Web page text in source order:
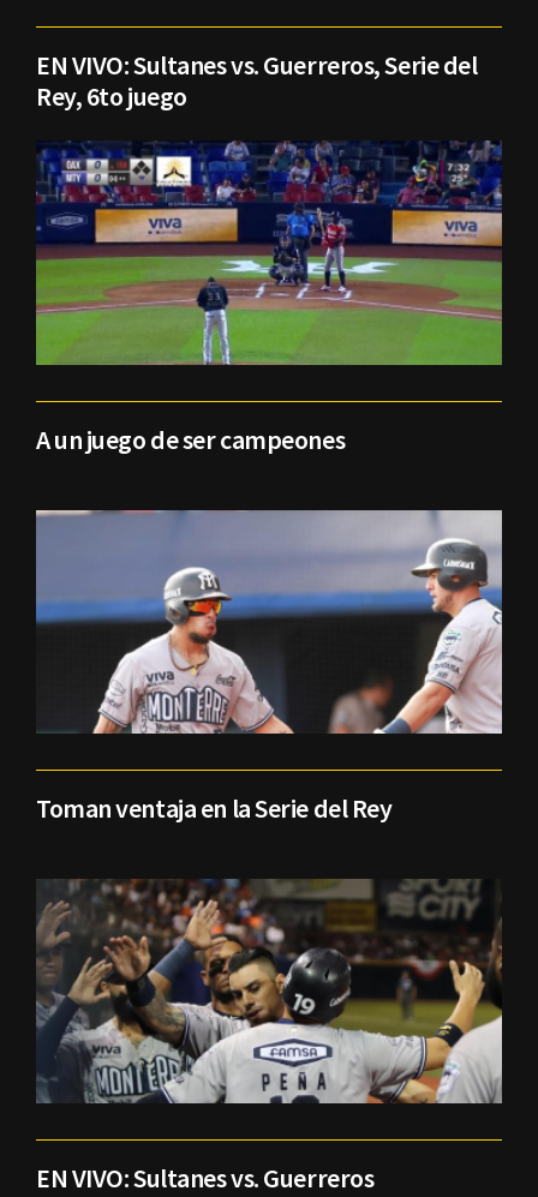
EN VIVO: Sultanes vs. Guerreros, Serie del
Rey, 6to juego
A un juego de ser campeones
Toman ventaja en la Serie del Rey
EN VIVO: Sultanes vs. Guerreros